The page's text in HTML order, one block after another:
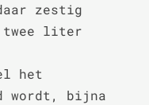
zestig
twee liter
het
wordt, bijna